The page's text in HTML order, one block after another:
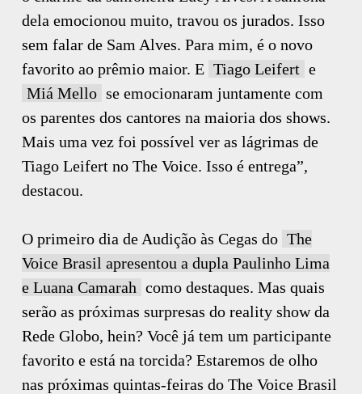
dela emocionou muito, travou os jurados. Isso
sem falar de Sam Alves. Para mim, é o novo
favorito ao prêmio maior. E Tiago Leifert e
Miá Mello se emocionaram juntamente com
os parentes dos cantores na maioria dos shows.
Mais uma vez foi possível ver as lágrimas de
Tiago Leifert no The Voice. Isso é entrega”,
destacou.
O primeiro dia de Audição às Cegas do The
Voice Brasil apresentou a dupla Paulinho Lima
e Luana Camarah como destaques. Mas quais
serão as próximas surpresas do reality show da
Rede Globo, hein? Você já tem um participante
favorito e está na torcida? Estaremos de olho
nas próximas quintas-feiras do The Voice Brasil